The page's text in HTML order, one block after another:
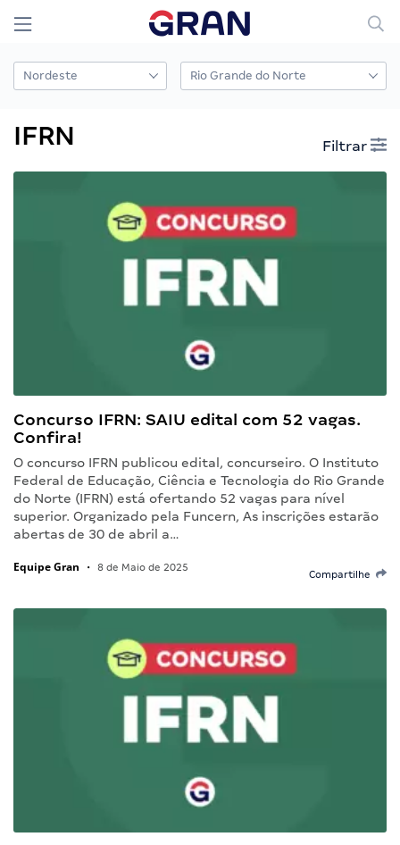
IFRN Filtrar
Concurso IFRN: SAIU edital com 52 vagas.
Confira!
O concurso IFRN publicou edital, concurseiro. O Instituto
Federal de Educação, Ciência e Tecnologia do Rio Grande
do Norte (IFRN) está ofertando 52 vagas para nível
superior. Organizado pela Funcern, As inscrições estarão
abertas de 30 de abril a…
Equipe Gran • 8 de Maio de 2025
Compartilhe